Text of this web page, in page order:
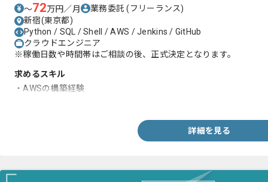
〜72万円／月 業務委託(フリーランス)
新宿(東京都)
Python / SQL / Shell / AWS / Jenkins / GitHub
クラウドエンジニア
※稼働日数や時間帯はご相談の後、正式決定となります。
求めるスキル
・AWSの構築経験
詳細を見る